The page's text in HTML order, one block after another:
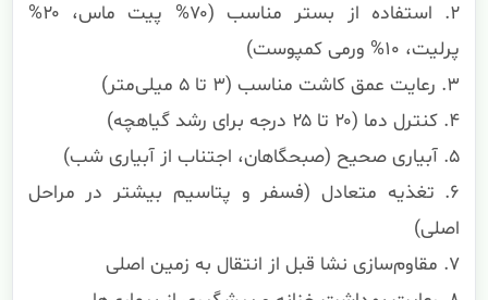
۲. استفاده از بستر مناسب (۷۰% پیت ماس، ۲۰%
پرلیت، ۱۰% ورمی کمپوست)
۳. رعایت عمق کاشت مناسب (۳ تا ۵ میلی‌متر)
۴. کنترل دما (۲۰ تا ۲۵ درجه برای رشد گیاهچه)
۵. آبیاری صحیح (صبحگاهان، اجتناب از آبیاری شب)
۶. تغذیه متعادل (فسفر و پتاسیم بیشتر در مراحل
اصلی)
۷. مقاوم‌سازی نشا قبل از انتقال به زمین اصلی